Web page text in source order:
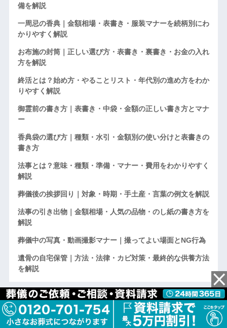
備を解説
一周忌の香典｜金額相場・表書き・服装マナーを続柄別にわ
かりやすく解説
お布施の封筒｜正しい選び方・表書き・裏書き・お金の入れ
方を解説
終活とは？始め方・やることリスト・年代別の進め方をわか
りやすく解説
御霊前の書き方｜表書き・中袋・金額の正しい書き方とマナ
ー
香典袋の選び方｜種類・水引・金額別の使い分けと表書きの
書き方
法事とは？意味・種類・準備・マナー・費用をわかりやすく
解説
葬儀後の挨拶回り｜対象・時期・手土産・言葉の例文を解説
法事の引き出物｜金額相場・人気の品物・のし紙の書き方を
解説
葬儀中の写真・動画撮影マナー｜撮ってよい場面とNG行為
遺骨の自宅保管｜方法・法律・カビ対策・最終的な供養方法
を解説
カテゴリー